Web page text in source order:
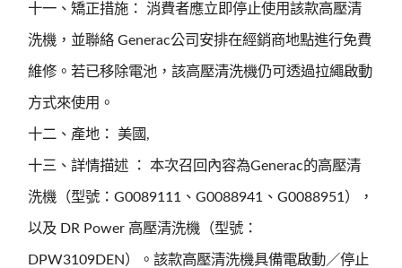
十一、矯正措施： 消費者應立即停止使用該款高壓清
洗機，並聯絡 Generac公司安排在經銷商地點進行免費
維修。若已移除電池，該高壓清洗機仍可透過拉繩啟動
方式來使用。
十二、產地： 美國,
十三、詳情描述 ： 本次召回內容為Generac的高壓清
洗機（型號：G0089111、G0088941、G0088951），
以及 DR Power 高壓清洗機（型號：
DPW3109DEN）。該款高壓清洗機具備電啟動／停止